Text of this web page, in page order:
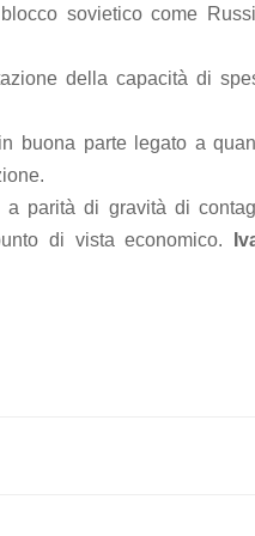
sovietico come
della capacità di
buona parte legato a
parità di gravità di
di vista economico.